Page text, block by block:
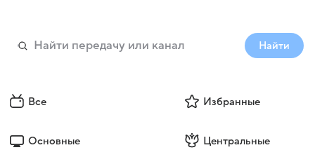
Найти
Все Избранные
Основные Центральные